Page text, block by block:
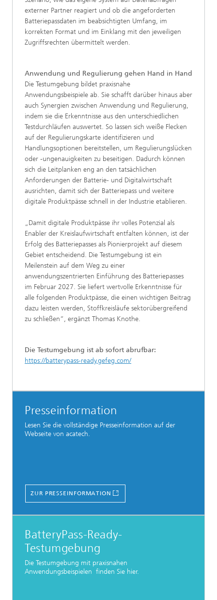
externer Partner reagiert und ob die angeforderten
Batteriepassdaten im beabsichtigten Umfang, im
korrekten Format und im Einklang mit den jeweiligen
Zugriffsrechten übermittelt werden.
Anwendung und Regulierung gehen Hand in Hand
Die Testumgebung bildet praxisnahe
Anwendungsbeispiele ab. Sie schafft darüber hinaus aber
auch Synergien zwischen Anwendung und Regulierung,
indem sie die Erkenntnisse aus den unterschiedlichen
Testdurchläufen auswertet. So lassen sich weiße Flecken
auf der Regulierungskarte identifizieren und
Handlungsoptionen bereitstellen, um Regulierungslücken
oder -ungenauigkeiten zu beseitigen. Dadurch können
sich die Leitplanken eng an den tatsächlichen
Anforderungen der Batterie- und Digitalwirtschaft
ausrichten, damit sich der Batteriepass und weitere
digitale Produktpässe schnell in der Industrie etablieren.
„Damit digitale Produktpässe ihr volles Potenzial als
Enabler der Kreislaufwirtschaft entfalten können, ist der
Erfolg des Batteriepasses als Pionierprojekt auf diesem
Gebiet entscheidend. Die Testumgebung ist ein
Meilenstein auf dem Weg zu einer
anwendungszentrierten Einführung des Batteriepasses
im Februar 2027. Sie liefert wertvolle Erkenntnisse für
alle folgenden Produktpässe, die einen wichtigen Beitrag
dazu leisten werden, Stoffkreisläufe sektorübergreifend
zu schließen“, ergänzt Thomas Knothe.
Die Testumgebung ist ab sofort abrufbar:
https://batterypass-ready.gefeg.com/
Presseinformation
Lesen Sie die vollständige Presseinformation auf der
Webseite von acatech.
ZUR PRESSEINFORMATION
BatteryPass-Ready-
Testumgebung
Die Testumgebung mit praxisnahen
Anwendungsbeispielen finden Sie hier.